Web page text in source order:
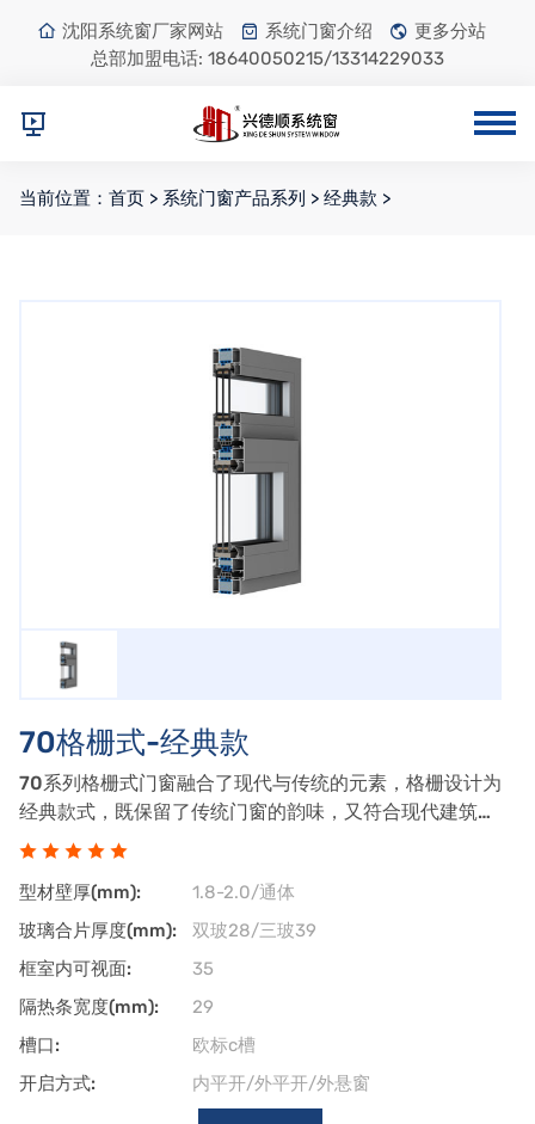
沈阳系统窗厂家网站 系统门窗介绍
更多分站
总部加盟电话: 18640050215/13314229033
当前位置： 首页 > 系统门窗产品系列 > 经典款 >
70格栅式-经典款
70系列格栅式门窗融合了现代与传统的元素，格栅设计为
经典款式，既保留了传统门窗的韵味，又符合现代建筑的
审美需求。格栅式设计是70系列的一大特色，格栅可以是
择。70系列格栅式门窗采用多层中空玻
型材壁厚(mm):
1.8-2.0/通体
玻璃合片厚度(mm):
双玻28/三玻39
框室内可视面:
35
隔热条宽度(mm):
29
槽口:
欧标c槽
开启方式:
内平开/外平开/外悬窗